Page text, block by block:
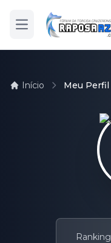
Abrir menu
Início Meu Perfil
Ranking